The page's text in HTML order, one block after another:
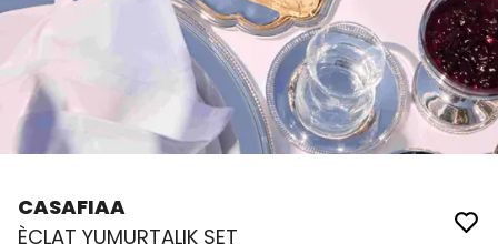
CASAFIAA
ÈCLAT YUMURTALIK SET